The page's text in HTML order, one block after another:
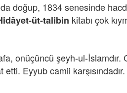
doğup, 1834 senesinde
üt-talibin kitabı çok
onüçüncü şeyh-ul-İslamdır.
Eyyub camii